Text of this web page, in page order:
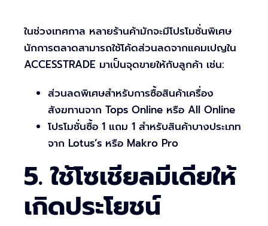
ในช่วงเทศกาล หลายร้านค้ามักจะมีโปรโมชั่นพิเศษ
นักการตลาดสามารถใช้โค้ดส่วนลดจากแคมเปญใน
ACCESSTRADE มาเป็นจุดขายให้กับลูกค้า เช่น:
ส่วนลดพิเศษสำหรับการซื้อสินค้าเครื่อง
สังฆทานจาก Tops Online หรือ All Online
โปรโมชั่นซื้อ 1 แถม 1 สำหรับสินค้าบางประเภท
จาก Lotus’s หรือ Makro Pro
5. ใช้โซเชียลมีเดียให้
เกิดประโยชน์